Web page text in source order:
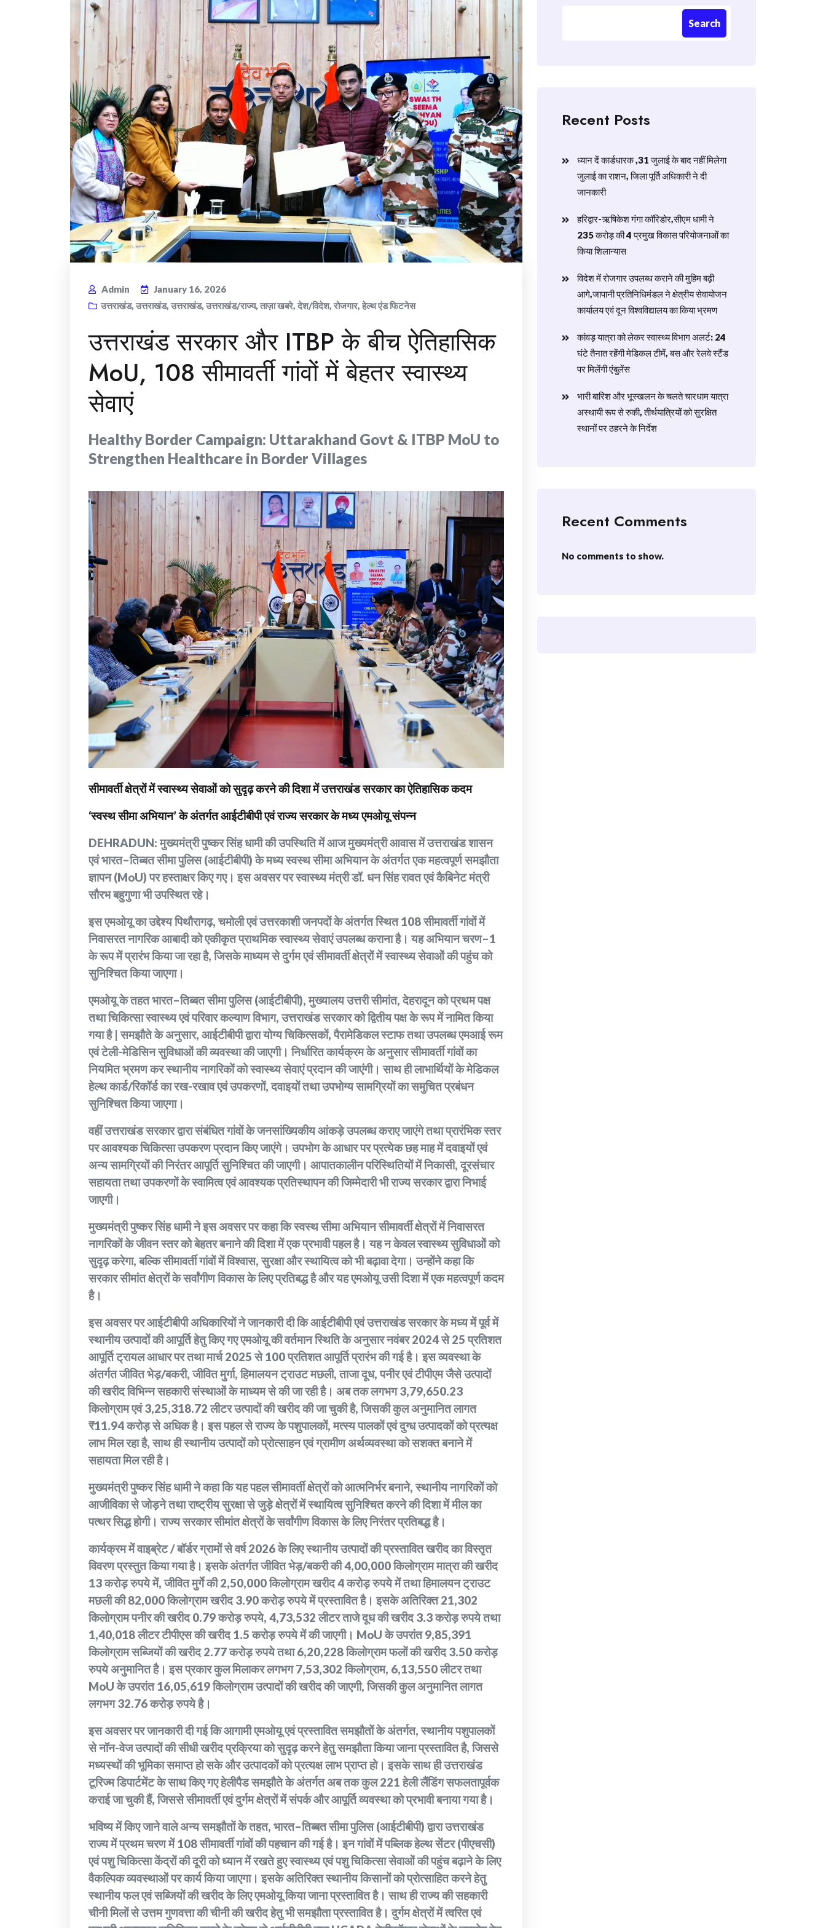
Admin
January 16, 2026
उत्तराखंड, उत्तराखंड, उत्तराखंड, उत्तराखंड/राज्य, ताज़ा खबरे, देश/विदेश, रोजगार, हेल्थ एंड फिटनेस
उत्तराखंड सरकार और ITBP के बीच ऐतिहासिक
MoU, 108 सीमावर्ती गांवों में बेहतर स्वास्थ्य
सेवाएं
Healthy Border Campaign: Uttarakhand Govt & ITBP MoU to
Strengthen Healthcare in Border Villages
सीमावर्ती क्षेत्रों में स्वास्थ्य सेवाओं को सुदृढ़ करने की दिशा में उत्तराखंड सरकार का ऐतिहासिक कदम
‘स्वस्थ सीमा अभियान’ के अंतर्गत आईटीबीपी एवं राज्य सरकार के मध्य एमओयू संपन्न
DEHRADUN: मुख्यमंत्री पुष्कर सिंह धामी की उपस्थिति में आज मुख्यमंत्री आवास में उत्तराखंड शासन
एवं भारत–तिब्बत सीमा पुलिस (आईटीबीपी) के मध्य स्वस्थ सीमा अभियान के अंतर्गत एक महत्वपूर्ण समझौता
ज्ञापन (MoU) पर हस्ताक्षर किए गए। इस अवसर पर स्वास्थ्य मंत्री डॉ. धन सिंह रावत एवं कैबिनेट मंत्री
सौरभ बहुगुणा भी उपस्थित रहे।
इस एमओयू का उद्देश्य पिथौरागढ़, चमोली एवं उत्तरकाशी जनपदों के अंतर्गत स्थित 108 सीमावर्ती गांवों में
निवासरत नागरिक आबादी को एकीकृत प्राथमिक स्वास्थ्य सेवाएं उपलब्ध कराना है। यह अभियान चरण–1
के रूप में प्रारंभ किया जा रहा है, जिसके माध्यम से दुर्गम एवं सीमावर्ती क्षेत्रों में स्वास्थ्य सेवाओं की पहुंच को
सुनिश्चित किया जाएगा।
एमओयू के तहत भारत–तिब्बत सीमा पुलिस (आईटीबीपी), मुख्यालय उत्तरी सीमांत, देहरादून को प्रथम पक्ष
तथा चिकित्सा स्वास्थ्य एवं परिवार कल्याण विभाग, उत्तराखंड सरकार को द्वितीय पक्ष के रूप में नामित किया
गया है | समझौते के अनुसार, आईटीबीपी द्वारा योग्य चिकित्सकों, पैरामेडिकल स्टाफ तथा उपलब्ध एमआई रूम
एवं टेली-मेडिसिन सुविधाओं की व्यवस्था की जाएगी। निर्धारित कार्यक्रम के अनुसार सीमावर्ती गांवों का
नियमित भ्रमण कर स्थानीय नागरिकों को स्वास्थ्य सेवाएं प्रदान की जाएंगी। साथ ही लाभार्थियों के मेडिकल
हेल्थ कार्ड/रिकॉर्ड का रख-रखाव एवं उपकरणों, दवाइयों तथा उपभोग्य सामग्रियों का समुचित प्रबंधन
सुनिश्चित किया जाएगा।
वहीं उत्तराखंड सरकार द्वारा संबंधित गांवों के जनसांख्यिकीय आंकड़े उपलब्ध कराए जाएंगे तथा प्रारंभिक स्तर
पर आवश्यक चिकित्सा उपकरण प्रदान किए जाएंगे। उपभोग के आधार पर प्रत्येक छह माह में दवाइयों एवं
अन्य सामग्रियों की निरंतर आपूर्ति सुनिश्चित की जाएगी। आपातकालीन परिस्थितियों में निकासी, दूरसंचार
सहायता तथा उपकरणों के स्वामित्व एवं आवश्यक प्रतिस्थापन की जिम्मेदारी भी राज्य सरकार द्वारा निभाई
जाएगी।
मुख्यमंत्री पुष्कर सिंह धामी ने इस अवसर पर कहा कि स्वस्थ सीमा अभियान सीमावर्ती क्षेत्रों में निवासरत
नागरिकों के जीवन स्तर को बेहतर बनाने की दिशा में एक प्रभावी पहल है। यह न केवल स्वास्थ्य सुविधाओं को
सुदृढ़ करेगा, बल्कि सीमावर्ती गांवों में विश्वास, सुरक्षा और स्थायित्व को भी बढ़ावा देगा। उन्होंने कहा कि
सरकार सीमांत क्षेत्रों के सर्वांगीण विकास के लिए प्रतिबद्ध है और यह एमओयू उसी दिशा में एक महत्वपूर्ण कदम
है।
इस अवसर पर आईटीबीपी अधिकारियों ने जानकारी दी कि आईटीबीपी एवं उत्तराखंड सरकार के मध्य में पूर्व में
स्थानीय उत्पादों की आपूर्ति हेतु किए गए एमओयू की वर्तमान स्थिति के अनुसार नवंबर 2024 से 25 प्रतिशत
आपूर्ति ट्रायल आधार पर तथा मार्च 2025 से 100 प्रतिशत आपूर्ति प्रारंभ की गई है। इस व्यवस्था के
अंतर्गत जीवित भेड़/बकरी, जीवित मुर्गा, हिमालयन ट्राउट मछली, ताजा दूध, पनीर एवं टीपीएम जैसे उत्पादों
की खरीद विभिन्न सहकारी संस्थाओं के माध्यम से की जा रही है। अब तक लगभग 3,79,650.23
किलोग्राम एवं 3,25,318.72 लीटर उत्पादों की खरीद की जा चुकी है, जिसकी कुल अनुमानित लागत
₹11.94 करोड़ से अधिक है। इस पहल से राज्य के पशुपालकों, मत्स्य पालकों एवं दुग्ध उत्पादकों को प्रत्यक्ष
लाभ मिल रहा है, साथ ही स्थानीय उत्पादों को प्रोत्साहन एवं ग्रामीण अर्थव्यवस्था को सशक्त बनाने में
सहायता मिल रही है।
मुख्यमंत्री पुष्कर सिंह धामी ने कहा कि यह पहल सीमावर्ती क्षेत्रों को आत्मनिर्भर बनाने, स्थानीय नागरिकों को
आजीविका से जोड़ने तथा राष्ट्रीय सुरक्षा से जुड़े क्षेत्रों में स्थायित्व सुनिश्चित करने की दिशा में मील का
पत्थर सिद्ध होगी। राज्य सरकार सीमांत क्षेत्रों के सर्वांगीण विकास के लिए निरंतर प्रतिबद्ध है।
कार्यक्रम में वाइब्रेट / बॉर्डर ग्रामों से वर्ष 2026 के लिए स्थानीय उत्पादों की प्रस्तावित खरीद का विस्तृत
विवरण प्रस्तुत किया गया है। इसके अंतर्गत जीवित भेड़/बकरी की 4,00,000 किलोग्राम मात्रा की खरीद
13 करोड़ रुपये में, जीवित मुर्गे की 2,50,000 किलोग्राम खरीद 4 करोड़ रुपये में तथा हिमालयन ट्राउट
मछली की 82,000 किलोग्राम खरीद 3.90 करोड़ रुपये में प्रस्तावित है। इसके अतिरिक्त 21,302
किलोग्राम पनीर की खरीद 0.79 करोड़ रुपये, 4,73,532 लीटर ताजे दूध की खरीद 3.3 करोड़ रुपये तथा
1,40,018 लीटर टीपीएस की खरीद 1.5 करोड़ रुपये में की जाएगी। MoU के उपरांत 9,85,391
किलोग्राम सब्जियों की खरीद 2.77 करोड़ रुपये तथा 6,20,228 किलोग्राम फलों की खरीद 3.50 करोड़
रुपये अनुमानित है। इस प्रकार कुल मिलाकर लगभग 7,53,302 किलोग्राम, 6,13,550 लीटर तथा
MoU के उपरांत 16,05,619 किलोग्राम उत्पादों की खरीद की जाएगी, जिसकी कुल अनुमानित लागत
लगभग 32.76 करोड़ रुपये है।
इस अवसर पर जानकारी दी गई कि आगामी एमओयू एवं प्रस्तावित समझौतों के अंतर्गत, स्थानीय पशुपालकों
से नॉन-वेज उत्पादों की सीधी खरीद प्रक्रिया को सुदृढ़ करने हेतु समझौता किया जाना प्रस्तावित है, जिससे
मध्यस्थों की भूमिका समाप्त हो सके और उत्पादकों को प्रत्यक्ष लाभ प्राप्त हो। इसके साथ ही उत्तराखंड
टूरिज्म डिपार्टमेंट के साथ किए गए हेलीपैड समझौते के अंतर्गत अब तक कुल 221 हेली लैंडिंग सफलतापूर्वक
कराई जा चुकी हैं, जिससे सीमावर्ती एवं दुर्गम क्षेत्रों में संपर्क और आपूर्ति व्यवस्था को प्रभावी बनाया गया है।
भविष्य में किए जाने वाले अन्य समझौतों के तहत, भारत–तिब्बत सीमा पुलिस (आईटीबीपी) द्वारा उत्तराखंड
राज्य में प्रथम चरण में 108 सीमावर्ती गांवों की पहचान की गई है। इन गांवों में पब्लिक हेल्थ सेंटर (पीएचसी)
एवं पशु चिकित्सा केंद्रों की दूरी को ध्यान में रखते हुए स्वास्थ्य एवं पशु चिकित्सा सेवाओं की पहुंच बढ़ाने के लिए
वैकल्पिक व्यवस्थाओं पर कार्य किया जाएगा। इसके अतिरिक्त स्थानीय किसानों को प्रोत्साहित करने हेतु
स्थानीय फल एवं सब्जियों की खरीद के लिए एमओयू किया जाना प्रस्तावित है। साथ ही राज्य की सहकारी
चीनी मिलों से उत्तम गुणवत्ता की चीनी की खरीद हेतु भी समझौता प्रस्तावित है। दुर्गम क्षेत्रों में त्वरित एवं
Search
Recent Posts
ध्यान दें कार्डधारक ,31 जुलाई के बाद नहीं मिलेगा
जुलाई का राशन, जिला पूर्ति अधिकारी ने दी
जानकारी
हरिद्वार-ऋषिकेश गंगा कॉरिडोर,सीएम धामी ने
235 करोड़ की 4 प्रमुख विकास परियोजनाओं का
किया शिलान्यास
विदेश में रोजगार उपलब्ध कराने की मुहिम बढ़ी
आगे,जापानी प्रतिनिधिमंडल ने क्षेत्रीय सेवायोजन
कार्यालय एवं दून विश्वविद्यालय का किया भ्रमण
​कांवड़ यात्रा को लेकर स्वास्थ्य विभाग अलर्ट: 24
घंटे तैनात रहेंगी मेडिकल टीमें, बस और रेलवे स्टैंड
पर मिलेंगी एंबुलेंस
​भारी बारिश और भूस्खलन के चलते चारधाम यात्रा
अस्थायी रूप से रुकी, तीर्थयात्रियों को सुरक्षित
स्थानों पर ठहरने के निर्देश
Recent Comments
No comments to show.